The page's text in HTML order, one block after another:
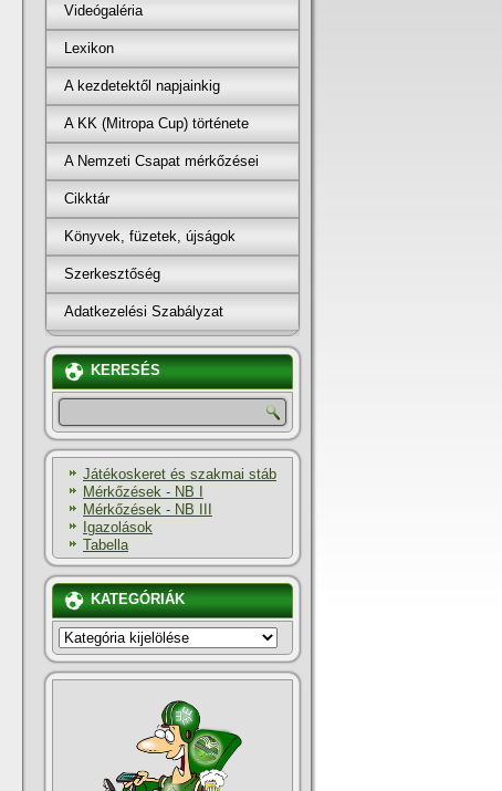
Videógaléria
Lexikon
A kezdetektől napjainkig
A KK (Mitropa Cup) története
A Nemzeti Csapat mérkőzései
Cikktár
Könyvek, füzetek, újságok
Szerkesztőség
Adatkezelési Szabályzat
KERESÉS
Játékoskeret és szakmai stáb
Mérkőzések - NB I
Mérkőzések - NB III
Igazolások
Tabella
KATEGÓRIÁK
KATEGÓRIÁK